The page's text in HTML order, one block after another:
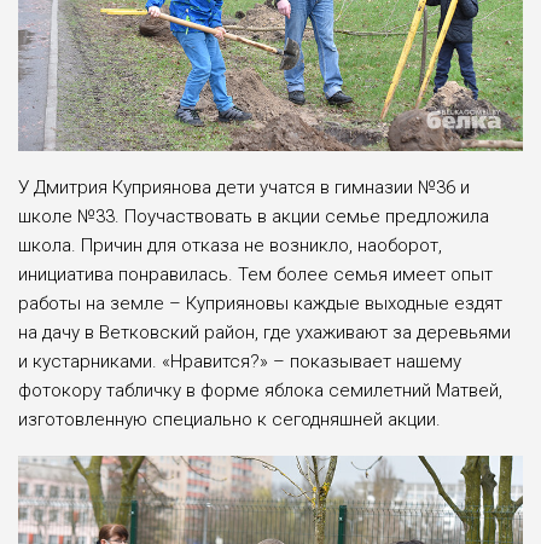
У Дмитрия Куприянова дети учатся в гимназии №36 и
школе №33. Поучаствовать в акции семье предложила
школа. Причин для отказа не возникло, наоборот,
инициатива понравилась. Тем более семья имеет опыт
работы на земле – Куприяновы каждые выходные ездят
на дачу в Ветковский район, где ухаживают за деревьями
и кустарниками. «Нравится?» – показывает нашему
фотокору табличку в форме яблока семилетний Матвей,
изготовленную специально к сегодняшней акции.